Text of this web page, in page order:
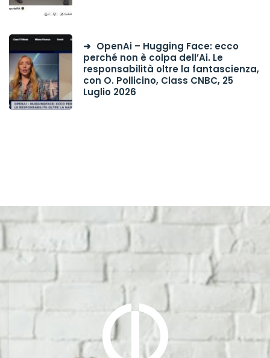
OpenAi – Hugging Face: ecco
perché non è colpa dell’Ai. Le
responsabilità oltre la fantascienza,
con O. Pollicino, Class CNBC, 25
Luglio 2026